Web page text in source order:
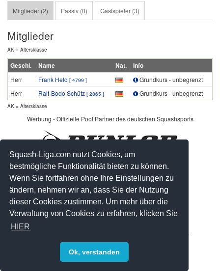
Squash-Liga.com nutzt Cookies, um
bestmögliche Funktionalität bieten zu können.
Wenn Sie fortfahren ohne Ihre Einstellungen zu
ändern, nehmen wir an, dass Sie der Nutzung
dieser Cookies zustimmen. Um mehr über die
Verwaltung von Cookies zu erfahren, klicken Sie
HIER
Ok, verstanden
Mitglieder (2) Passiv (0) Gastspieler (3)
Mitglieder
AK = Altersklasse
Geschl. Name Nat. Info
Herr Frank Held [ 4799 ]
Grundkurs - unbegrenzt
Herr
Ralf-Bodo Schütz [ 2865 ] Grundkurs - unbegrenzt
AK = Altersklasse
Werbung - Offizielle Pool Partner des deutschen Squashsports
© 2008-2026 by Squash-Liga.com Alle Rechte vorbehalten.
Datenschutz